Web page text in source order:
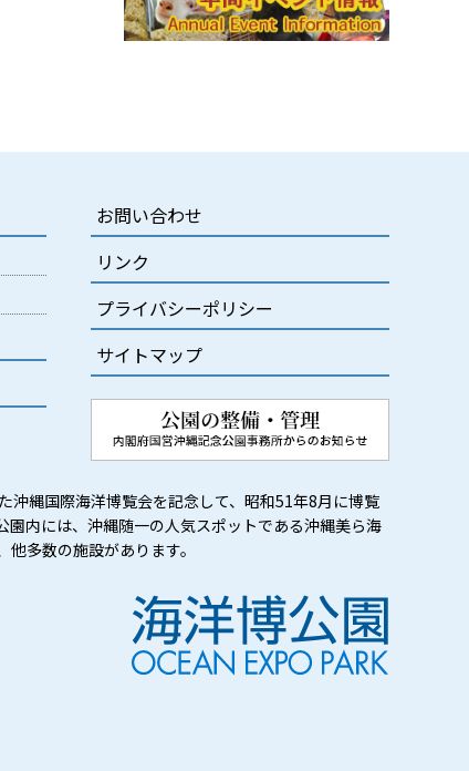
お問い合わせ
リンク
プライバシーポリシー
サイトマップ
沖縄国際海洋博覧会を記念して、昭和51年8月に博覧
園内には、沖縄随一の人気スポットである沖縄美ら海
多数の施設があります。